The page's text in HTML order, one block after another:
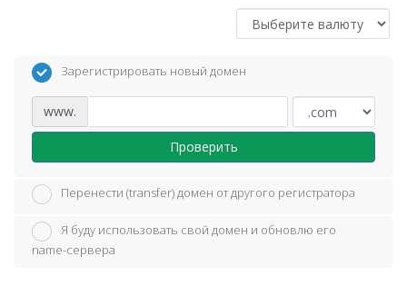
Зарегистрировать новый домен
www.
Проверить
Перенести (transfer) домен от другого регистратора
Я буду использовать свой домен и обновлю его
name-сервера